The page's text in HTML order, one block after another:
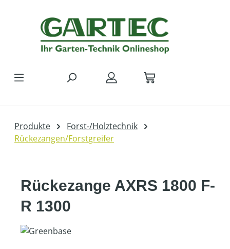
Produkte
Forst-/Holztechnik
Rückezangen/Forstgreifer
Rückezange AXRS 1800 F-
R 1300